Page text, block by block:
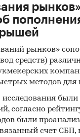
рынков»
средств)
методов для
исследования
согласно
были
счет